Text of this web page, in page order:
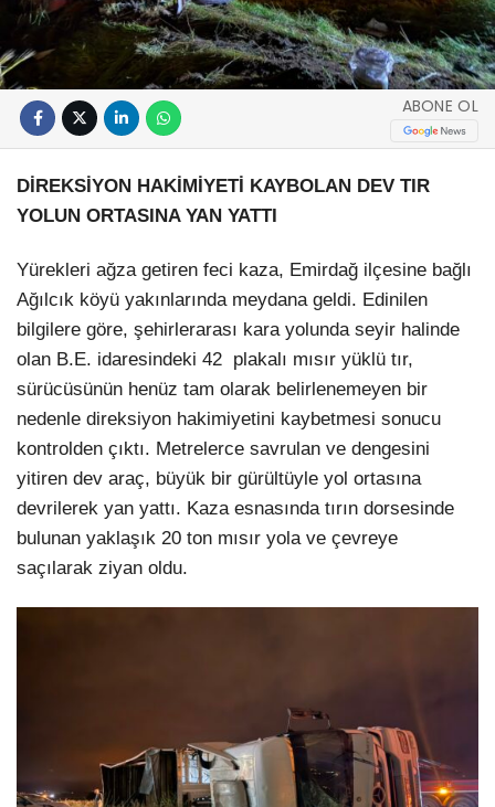
ABONE OL
DİREKSİYON HAKİMİYETİ KAYBOLAN DEV TIR
YOLUN ORTASINA YAN YATTI
Yürekleri ağza getiren feci kaza, Emirdağ ilçesine bağlı
Ağılcık köyü yakınlarında meydana geldi. Edinilen
bilgilere göre, şehirlerarası kara yolunda seyir halinde
olan B.E. idaresindeki 42 plakalı mısır yüklü tır,
sürücüsünün henüz tam olarak belirlenemeyen bir
nedenle direksiyon hakimiyetini kaybetmesi sonucu
kontrolden çıktı. Metrelerce savrulan ve dengesini
yitiren dev araç, büyük bir gürültüyle yol ortasına
devrilerek yan yattı. Kaza esnasında tırın dorsesinde
bulunan yaklaşık 20 ton mısır yola ve çevreye
saçılarak ziyan oldu.